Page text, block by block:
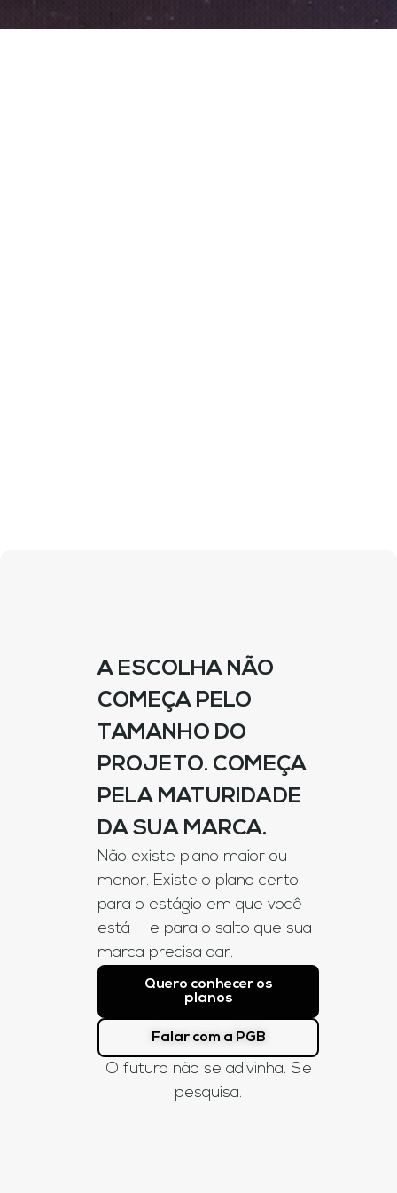
A ESCOLHA NÃO
COMEÇA PELO
TAMANHO DO
PROJETO. COMEÇA
PELA MATURIDADE
DA SUA MARCA.
Não existe plano maior ou
menor. Existe o plano certo
para o estágio em que você
está — e para o salto que sua
marca precisa dar.
Quero conhecer os
planos
Falar com a PGB
O futuro não se adivinha. Se
pesquisa.